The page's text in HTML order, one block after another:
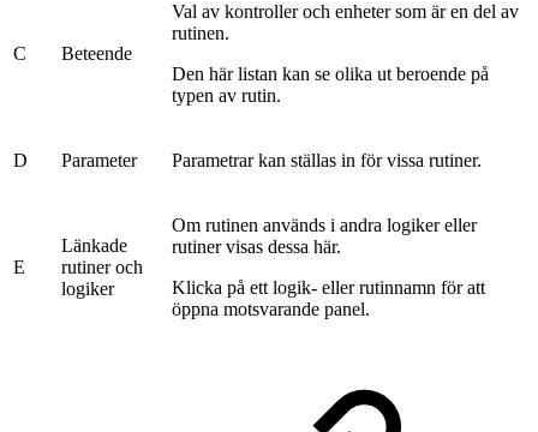
C Beteende
Val av kontroller och enheter som är en del av
rutinen.
Den här listan kan se olika ut beroende på
typen av rutin.
D Parameter Parametrar kan ställas in för vissa rutiner.
E
Länkade
rutiner och
logiker
Om rutinen används i andra logiker eller
rutiner visas dessa här.
Klicka på ett logik- eller rutinnamn för att
öppna motsvarande panel.